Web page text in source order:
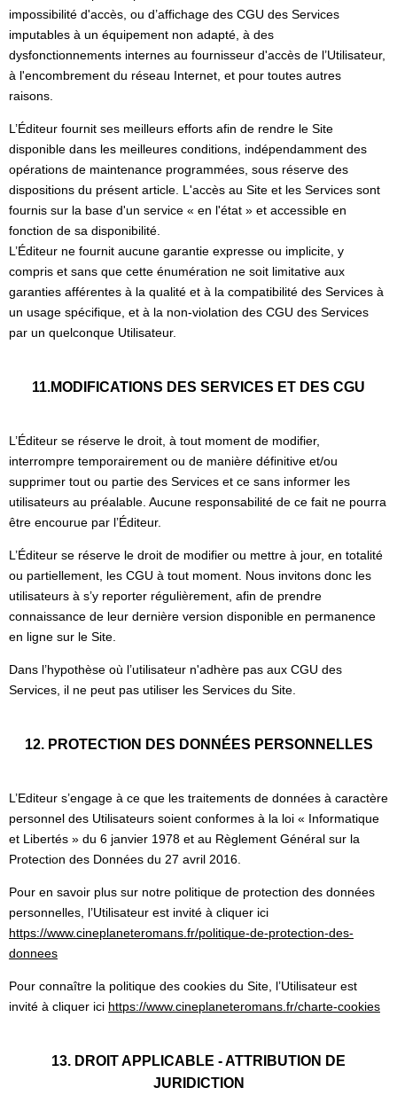
impossibilité d'accès, ou d’affichage des CGU des Services
imputables à un équipement non adapté, à des
dysfonctionnements internes au fournisseur d'accès de l’Utilisateur,
à l'encombrement du réseau Internet, et pour toutes autres
raisons.
L’Éditeur fournit ses meilleurs efforts afin de rendre le Site
disponible dans les meilleures conditions, indépendamment des
opérations de maintenance programmées, sous réserve des
dispositions du présent article. L'accès au Site et les Services sont
fournis sur la base d'un service « en l'état » et accessible en
fonction de sa disponibilité.
L’Éditeur ne fournit aucune garantie expresse ou implicite, y
compris et sans que cette énumération ne soit limitative aux
garanties afférentes à la qualité et à la compatibilité des Services à
un usage spécifique, et à la non-violation des CGU des Services
par un quelconque Utilisateur.
11.MODIFICATIONS DES SERVICES ET DES CGU
L’Éditeur se réserve le droit, à tout moment de modifier,
interrompre temporairement ou de manière définitive et/ou
supprimer tout ou partie des Services et ce sans informer les
utilisateurs au préalable. Aucune responsabilité de ce fait ne pourra
être encourue par l’Éditeur.
L’Éditeur se réserve le droit de modifier ou mettre à jour, en totalité
ou partiellement, les CGU à tout moment. Nous invitons donc les
utilisateurs à s’y reporter régulièrement, afin de prendre
connaissance de leur dernière version disponible en permanence
en ligne sur le Site.
Dans l’hypothèse où l’utilisateur n'adhère pas aux CGU des
Services, il ne peut pas utiliser les Services du Site.
12. PROTECTION DES DONNÉES PERSONNELLES
L’Editeur s’engage à ce que les traitements de données à caractère
personnel des Utilisateurs soient conformes à la loi « Informatique
et Libertés » du 6 janvier 1978 et au Règlement Général sur la
Protection des Données du 27 avril 2016.
Pour en savoir plus sur notre politique de protection des données
personnelles, l’Utilisateur est invité à cliquer ici
https://www.cineplaneteromans.fr/politique-de-protection-des-
donnees
Pour connaître la politique des cookies du Site, l’Utilisateur est
invité à cliquer ici https://www.cineplaneteromans.fr/charte-cookies
13. DROIT APPLICABLE - ATTRIBUTION DE
JURIDICTION